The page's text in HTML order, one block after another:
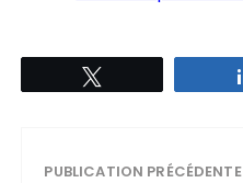
PUBLICATION PRÉCÉDENTE